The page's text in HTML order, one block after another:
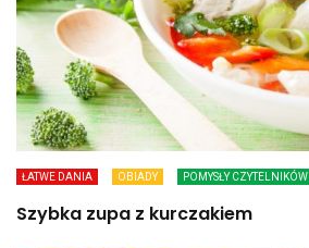
ŁATWE DANIA OBIADY POMYSŁY CZYTELNIKÓW
Szybka zupa z kurczakiem